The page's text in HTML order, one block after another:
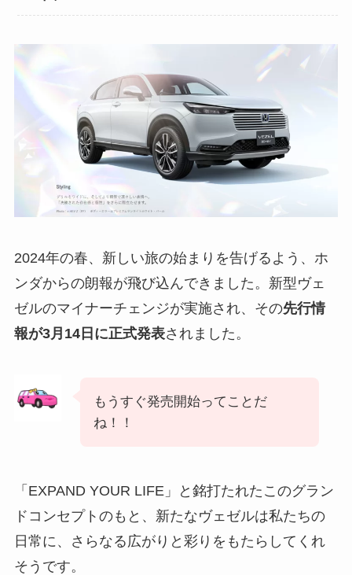
2024年の春、新しい旅の始まりを告げるよう、ホ
ンダからの朗報が飛び込んできました。新型ヴェ
ゼルのマイナーチェンジが実施され、その先行情
報が3月14日に正式発表されました。
もうすぐ発売開始ってことだ
ね！！
「EXPAND YOUR LIFE」と銘打たれたこのグラン
ドコンセプトのもと、新たなヴェゼルは私たちの
日常に、さらなる広がりと彩りをもたらしてくれ
そうです。